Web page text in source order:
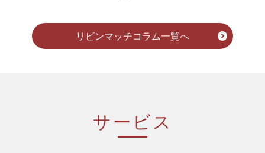
リビンマッチコラム一覧へ
サービス